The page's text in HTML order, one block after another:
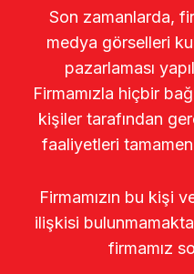
Son zamanlarda,
medya görselleri
pazarlaması
Firmamızla hiçbir
kişiler tarafından
faaliyetleri tamamen
Firmamızın bu kişi
ilişkisi
firmamız